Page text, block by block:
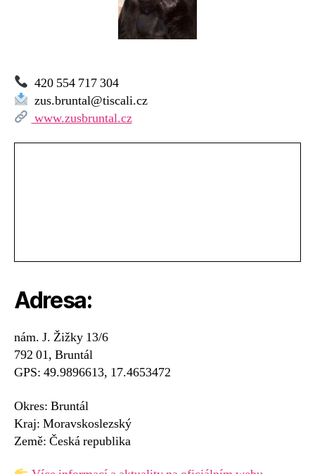
420 554 717 304
zus.bruntal@tiscali.cz
www.zusbruntal.cz
Adresa:
nám. J. Žižky 13/6
792 01, Bruntál
GPS: 49.9896613, 17.4653472
Okres: Bruntál
Kraj: Moravskoslezský
Země: Česká republika